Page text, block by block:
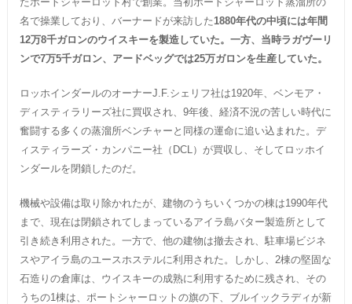
名で操業しており、バーナードが来訪した1880年代の中頃には年間
12万8千ガロンのウイスキーを製造していた。一方、当時ラガヴーリ
ンで7万5千ガロン、アードベッグでは25万ガロンを生産していた。
ロッホインダールのオーナーJ.F.シェリフ社は1920年、ベンモア・
ディスティラリーズ社に買収され、9年後、経済不況の苦しい時代に
奮闘する多くの蒸溜所ベンチャーと同様の運命に追い込まれた。デ
ィスティラーズ・カンパニー社（DCL）が買収し、そしてロッホイ
ンダールを閉鎖したのだ。
機械や設備は取り除かれたが、建物のうちいくつかの棟は1990年代
まで、現在は閉鎖されてしまっているアイラ島バター製造所として
引き続き利用された。一方で、他の建物は撤去され、駐車場ビジネ
スやアイラ島のユースホステルに利用された。しかし、2棟の堅固な
石造りの倉庫は、ウイスキーの成熟に利用するために残され、その
うちの1棟は、ポートシャーロットの旗の下、ブルイックラディが新